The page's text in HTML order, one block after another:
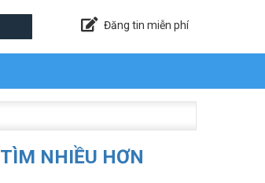
Đăng tin miễn phí
TÌM NHIỀU HƠN